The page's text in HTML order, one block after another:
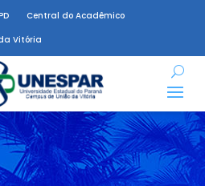
Central do Acadêmico
Vitória